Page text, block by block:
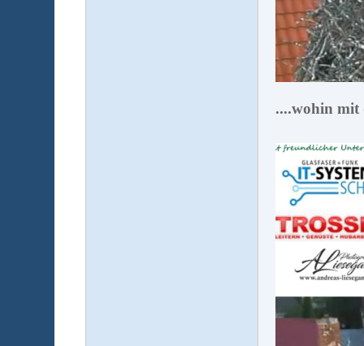
....wohin mit